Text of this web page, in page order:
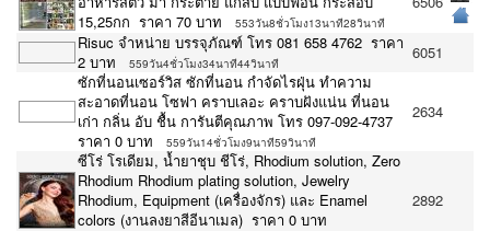
15,25กก ราคา 70 บาท
553วัน8ชั่วโมง13นาที28วินาที
Risuc จำหน่าย บรรจุภัณฑ์ โทร 081 658 4762 ราคา
2 บาท
559วัน4ชั่วโมง34นาที44วินาที
6051
ซักที่นอนเซอร์วิส ซักที่นอน กำจัดไรฝุ่น ทำความ
สะอาดที่นอน โซฟา คราบเลอะ คราบฝังแน่น‎ ที่นอน
เก่า กลิ่น อับ ชื้น การันตีคุณภาพ โทร 097-092-4737
ราคา 0 บาท
559วัน14ชั่วโมง9นาที59วินาที
2634
ซีโร่ โรเดียม, น้ำยาชุบ ชีโร่, Rhodium solution, Zero
Rhodium Rhodium plating solution, Jewelry
Rhodium, Equipment (เครื่องจักร) และ Enamel
colors (งานลงยาสีอีนาเมล) ราคา 0 บาท
2892